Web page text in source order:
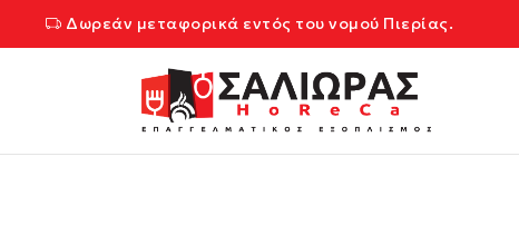
Δωρεάν μεταφορικά εντός του νομού Πιερίας.